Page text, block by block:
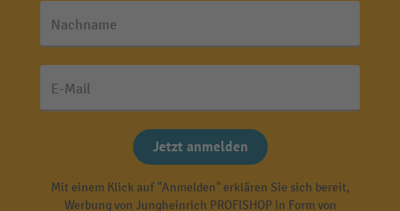
Nachname
E-Mail
Jetzt anmelden
Mit einem Klick auf "Anmelden" erklären Sie sich bereit,
Werbung von Jungheinrich PROFISHOP in Form von